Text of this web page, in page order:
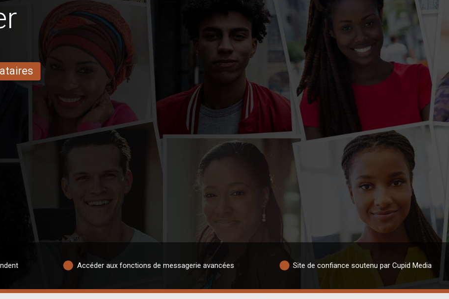
Accéder aux fonctions de messagerie avancées Site de confiance soutenu par Cupid Media